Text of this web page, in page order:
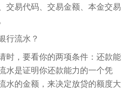
交易代码、交易金额、本金交易
流水？
，要看你的两项条件：还款能
水是证明你还款能力的一个凭
水的金额，来决定放贷的额度大